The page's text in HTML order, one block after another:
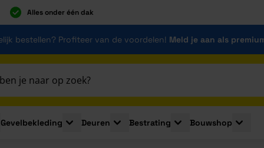
Alles onder één dak
bestellen? Profiteer van de voordelen! Meld je aan als
Plaatmaterialen
submenu for Isolatie
Gevelbekleding
Toggle submenu for Gevelbekleding
Deuren
Toggle submenu for Deuren
Bestrating
Toggle submenu for
Bouwshop